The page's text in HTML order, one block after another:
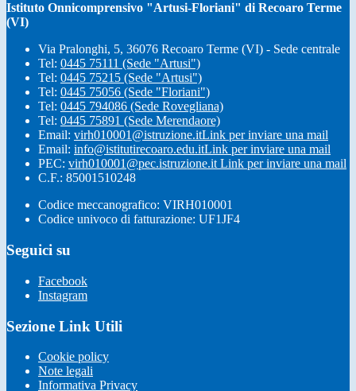
Istituto Onnicomprensivo "Artusi-Floriani" di Recoaro Terme
(VI)
Via Pralonghi, 5, 36076 Recoaro Terme (VI) - Sede centrale
Tel: 0445 75111 (Sede "Artusi")
Tel: 0445 75215 (Sede "Artusi")
Tel: 0445 75056 (Sede "Floriani")
Tel: 0445 794086 (Sede Rovegliana)
Tel: 0445 75891 (Sede Merendaore)
Email: virh010001@istruzione.itLink per inviare una mail
Email: info@istitutirecoaro.edu.itLink per inviare una mail
PEC: virh010001@pec.istruzione.it Link per inviare una mail
C.F.: 85001510248
Codice meccanografico: VIRH010001
Codice univoco di fatturazione: UF1JF4
Seguici su
Facebook
Instagram
Sezione Link Utili
Cookie policy
Note legali
Informativa Privacy